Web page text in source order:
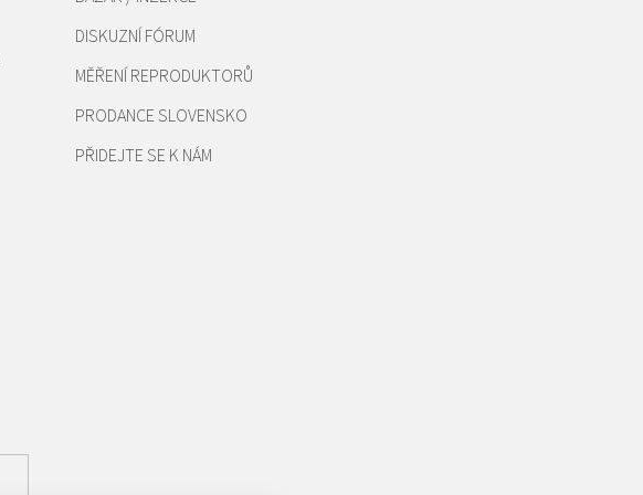
DISKUZNÍ FÓRUM
MĚŘENÍ REPRODUKTORŮ
PRODANCE SLOVENSKO
PŘIDEJTE SE K NÁM